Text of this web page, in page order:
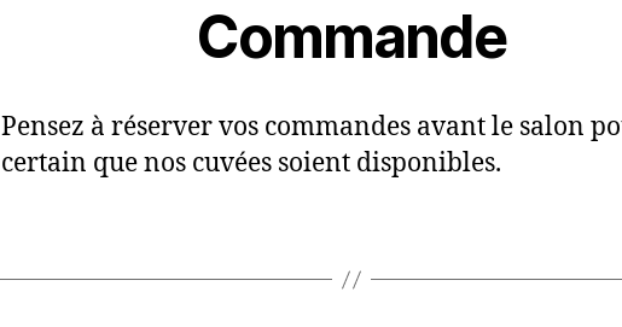
Commande
Pensez à réserver vos commandes avant le salon
certain que nos cuvées soient disponibles.